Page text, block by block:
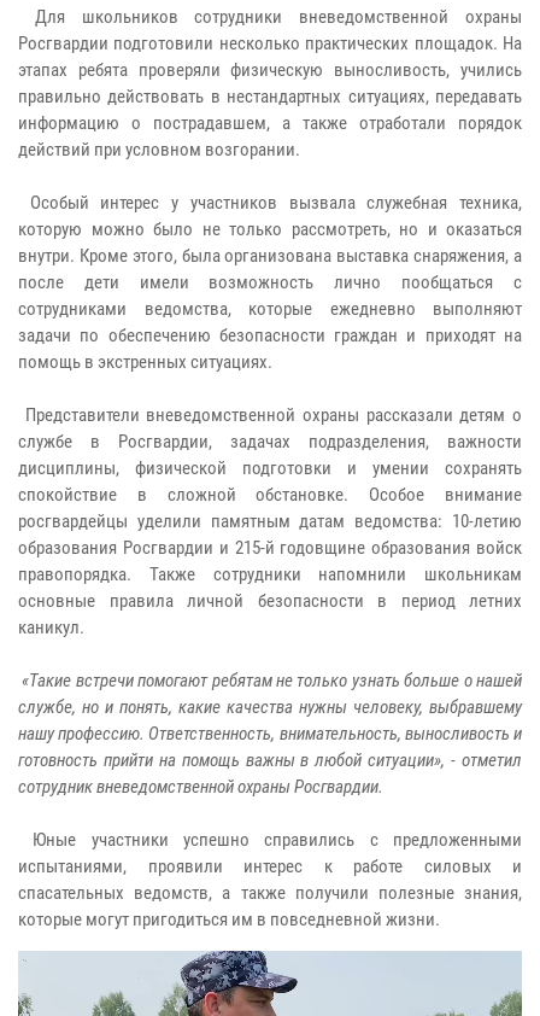
Для школьников сотрудники вневедомственной охраны
Росгвардии подготовили несколько практических площадок. На
этапах ребята проверяли физическую выносливость, учились
правильно действовать в нестандартных ситуациях, передавать
информацию о пострадавшем, а также отработали порядок
действий при условном возгорании.
Особый интерес у участников вызвала служебная техника,
которую можно было не только рассмотреть, но и оказаться
внутри. Кроме этого, была организована выставка снаряжения, а
после дети имели возможность лично пообщаться с
сотрудниками ведомства, которые ежедневно выполняют
задачи по обеспечению безопасности граждан и приходят на
помощь в экстренных ситуациях.
Представители вневедомственной охраны рассказали детям о
службе в Росгвардии, задачах подразделения, важности
дисциплины, физической подготовки и умении сохранять
спокойствие в сложной обстановке. Особое внимание
росгвардейцы уделили памятным датам ведомства: 10-летию
образования Росгвардии и 215-й годовщине образования войск
правопорядка. Также сотрудники напомнили школьникам
основные правила личной безопасности в период летних
каникул.
«Такие встречи помогают ребятам не только узнать больше о нашей
службе, но и понять, какие качества нужны человеку, выбравшему
нашу профессию. Ответственность, внимательность, выносливость и
готовность прийти на помощь важны в любой ситуации», - отметил
сотрудник вневедомственной охраны Росгвардии.
Юные участники успешно справились с предложенными
испытаниями, проявили интерес к работе силовых и
спасательных ведомств, а также получили полезные знания,
которые могут пригодиться им в повседневной жизни.